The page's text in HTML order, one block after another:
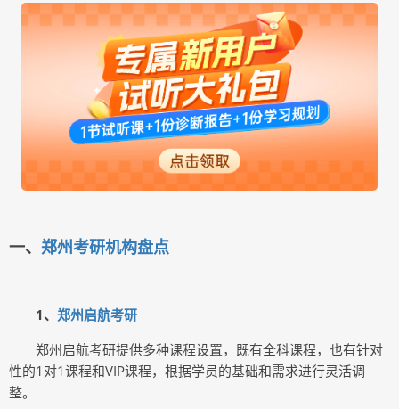
一、 郑州考研机构盘点
1、 郑州启航考研
郑州启航考研提供多种课程设置，既有全科课程，也有针对
性的1对1课程和VIP课程，根据学员的基础和需求进行灵活调
整。